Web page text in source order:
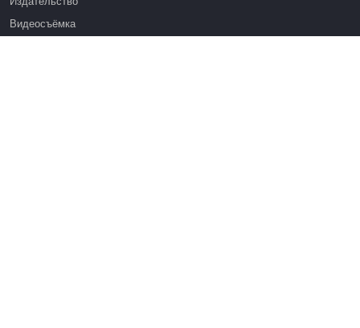
Видеосъёмка